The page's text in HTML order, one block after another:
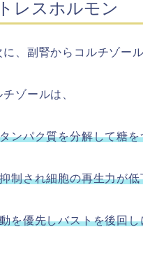
レスホルモン
に、副腎からコルチゾー
ゾールは、
ンパク質を分解して糖
制され細胞の再生力が低
を優先しバストを後回し